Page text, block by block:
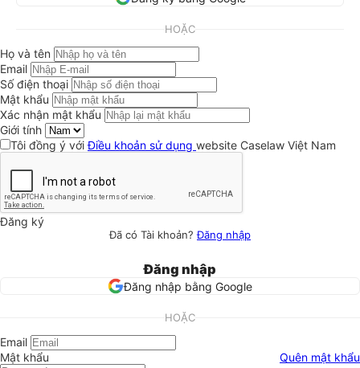
HOẶC
Họ và tên
Email
Số điện thoại
Mật khẩu
Xác nhận mật khẩu
Giới tính
Tôi đồng ý vớiĐiều khoản sử dụng website Caselaw Việt Nam
Đăng ký
Đã có Tài khoản?Đăng nhập
Đăng nhập
Đăng nhập bằng Google
HOẶC
Email
Mật khẩu
Quên mật khẩu